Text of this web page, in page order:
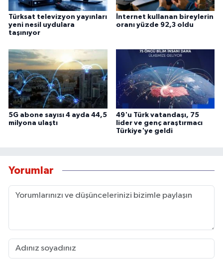
Türksat televizyon yayınları
yeni nesil uydulara
taşınıyor
İnternet kullanan bireylerin
oranı yüzde 92,3 oldu
5G abone sayısı 4 ayda 44,5
milyona ulaştı
49'u Türk vatandaşı, 75
lider ve genç araştırmacı
Türkiye'ye geldi
Yorumlar